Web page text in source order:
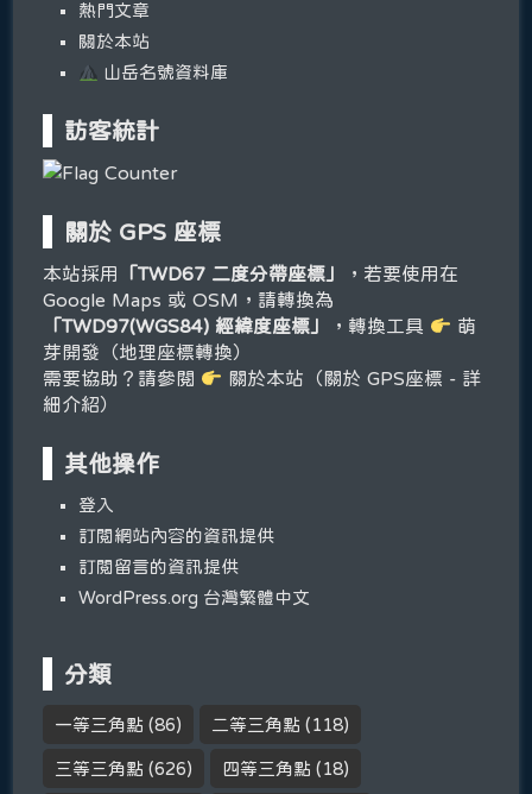
熱門文章
關於本站
山岳名號資料庫
訪客統計
關於 GPS 座標
本站採用 「TWD67 二度分帶座標」
，若要使用在
Google Maps 或 OSM，請轉換為
「TWD97(WGS84) 經緯度座標」
，轉換工具
萌
芽開發（地理座標轉換）
需要協助？請參閱
關於本站（關於 GPS座標 - 詳
細介紹）
其他操作
登入
訂閱網站內容的資訊提供
訂閱留言的資訊提供
WordPress.org 台灣繁體中文
分類
一等三角點 (86) 二等三角點 (118)
三等三角點 (626) 四等三角點 (18)